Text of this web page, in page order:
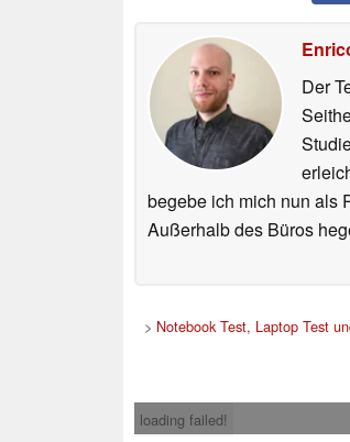
Der
begebe ich mich nun als
Außerhalb des Büros
> Notebook Test, Laptop Test
loading failed!